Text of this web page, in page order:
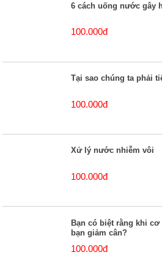
6 cách uống nước gây
100.000đ
Tại sao chúng ta phải
100.000đ
Xử lý nước nhiễm vôi
100.000đ
Bạn có biệt rằng khi
bạn giảm cân?
100.000đ